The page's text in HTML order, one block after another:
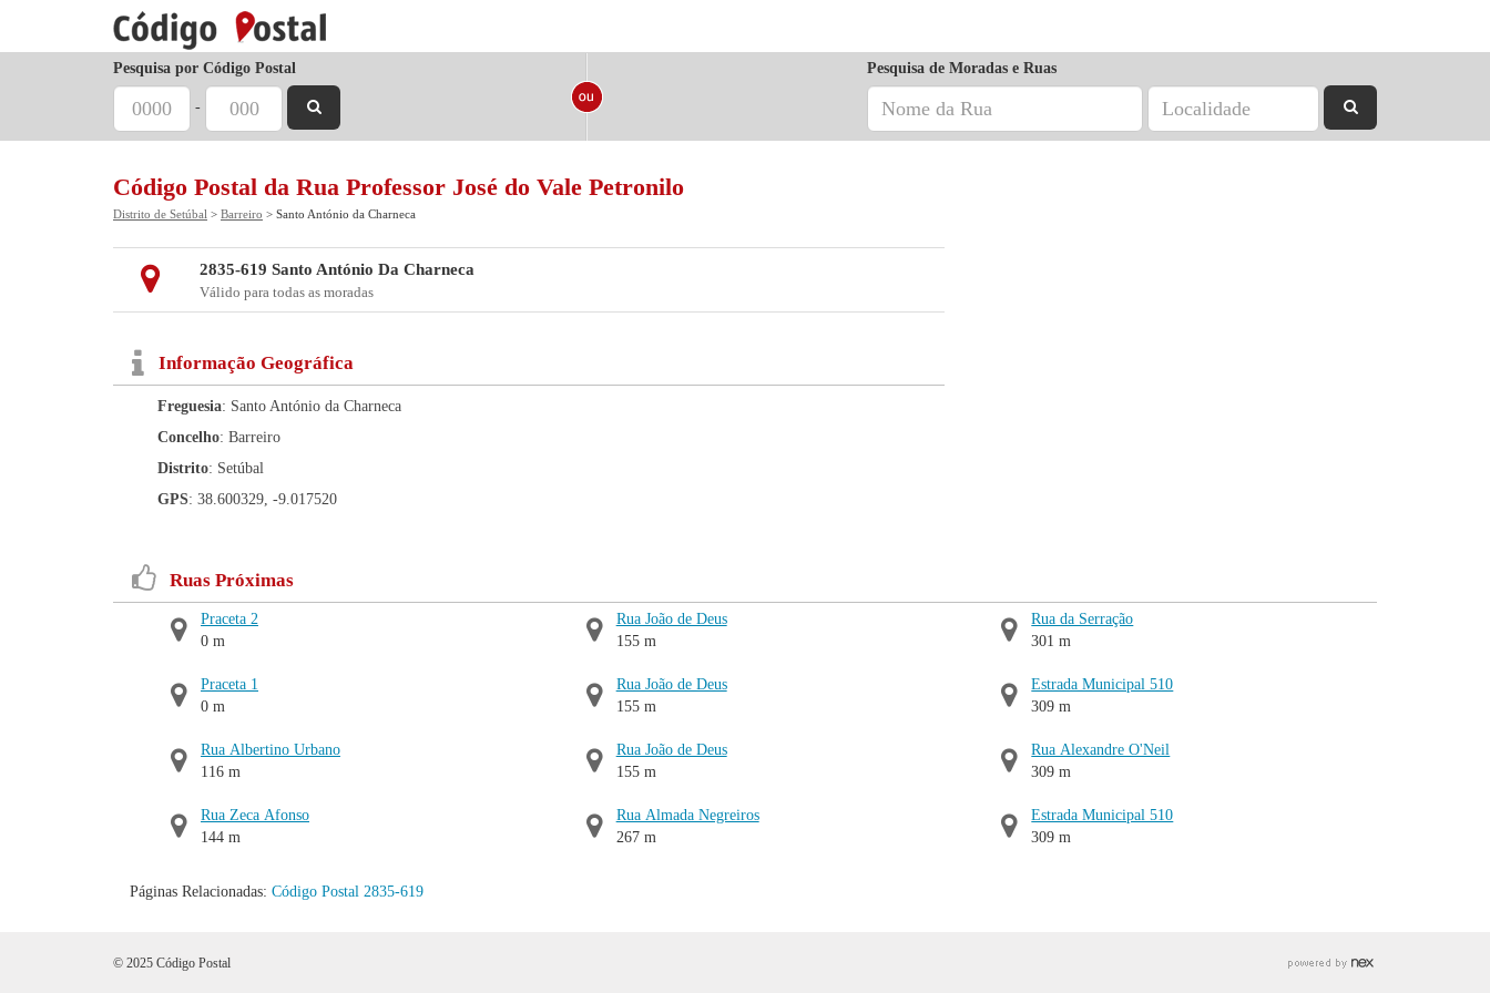
Pesquisa por Código Postal
-
Pesquisa de Moradas e Ruas
Código Postal da Rua Professor José do Vale Petronilo
Distrito de Setúbal > Barreiro > Santo António da Charneca
2835-619 Santo António Da Charneca
Válido para todas as moradas
Informação Geográfica
Freguesia: Santo António da Charneca
Concelho: Barreiro
Distrito: Setúbal
GPS: 38.600329, -9.017520
Ruas Próximas
Praceta 2
0 m
Praceta 1
0 m
Rua Albertino Urbano
116 m
Rua Zeca Afonso
144 m
Rua João de Deus
155 m
Rua João de Deus
155 m
Rua João de Deus
155 m
Rua Almada Negreiros
267 m
Rua da Serração
301 m
Estrada Municipal 510
309 m
Rua Alexandre O'Neil
309 m
Estrada Municipal 510
309 m
Páginas Relacionadas: Código Postal 2835-619
© 2025 Código Postal